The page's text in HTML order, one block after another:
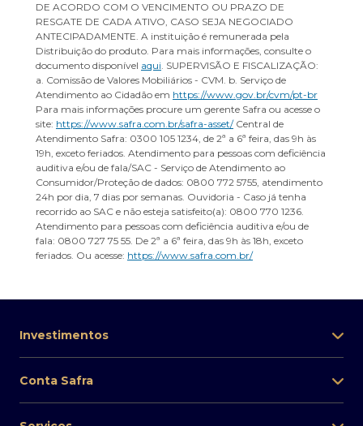
DE ACORDO COM O VENCIMENTO OU PRAZO DE
RESGATE DE CADA ATIVO, CASO SEJA NEGOCIADO
ANTECIPADAMENTE. A instituição é remunerada pela
Distribuição do produto. Para mais informações, consulte o
documento disponível aqui. SUPERVISÃO E FISCALIZAÇÃO:
a. Comissão de Valores Mobiliários - CVM. b. Serviço de
Atendimento ao Cidadão em https://www.gov.br/cvm/pt-br
Para mais informações procure um gerente Safra ou acesse o
site: https://www.safra.com.br/safra-asset/Central de
Atendimento Safra: 0300 105 1234, de 2ª a 6ª feira, das 9h às
19h, exceto feriados. Atendimento para pessoas com deficiência
auditiva e/ou de fala/SAC - Serviço de Atendimento ao
Consumidor/Proteção de dados: 0800 772 5755, atendimento
24h por dia, 7 dias por semanas. Ouvidoria - Caso já tenha
recorrido ao SAC e não esteja satisfeito(a): 0800 770 1236.
Atendimento para pessoas com deficiência auditiva e/ou de
fala: 0800 727 75 55. De 2ª a 6ª feira, das 9h às 18h, exceto
feriados. Ou acesse: https://www.safra.com.br/
Investimentos
Conta Safra